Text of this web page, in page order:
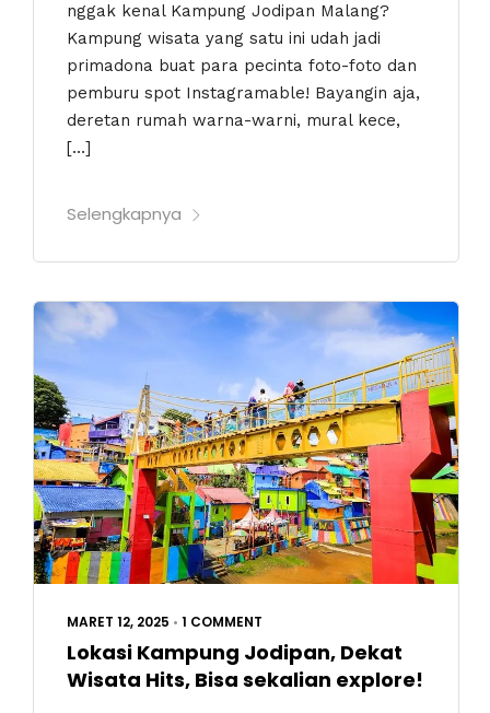
nggak kenal Kampung Jodipan Malang?
Kampung wisata yang satu ini udah jadi
primadona buat para pecinta foto-foto dan
pemburu spot Instagramable! Bayangin aja,
deretan rumah warna-warni, mural kece,
[…]
Selengkapnya
MARET 12, 2025 • 1 COMMENT
Lokasi Kampung Jodipan, Dekat
Wisata Hits, Bisa sekalian explore!